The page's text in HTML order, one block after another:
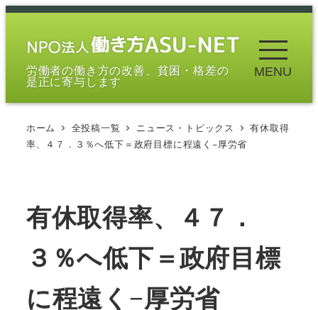
メ
労働者の働き方の改善、貧困・格差の
是正に寄与します
MENU
ホーム 全投稿一覧 ニュース・トピックス
有休取得
率、４７．３％へ低下＝政府目標に程遠く−厚労省
有休取得率、４７．
３％へ低下＝政府目標
に程遠く−厚労省